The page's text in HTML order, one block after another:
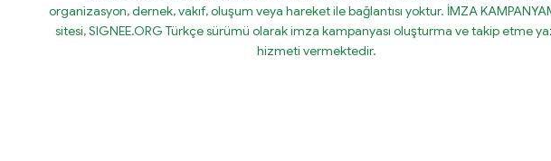
organizasyon, dernek, vakıf, oluşum veya hareket ile bağlantısı yoktur. İMZA
sitesi, SIGNEE.ORG Türkçe sürümü olarak imza kampanyası oluşturma ve takip etme
hizmeti vermektedir.